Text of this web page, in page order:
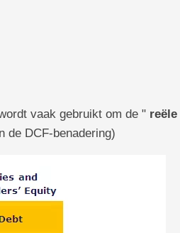
vaak gebruikt om de " reële
de DCF-benadering)